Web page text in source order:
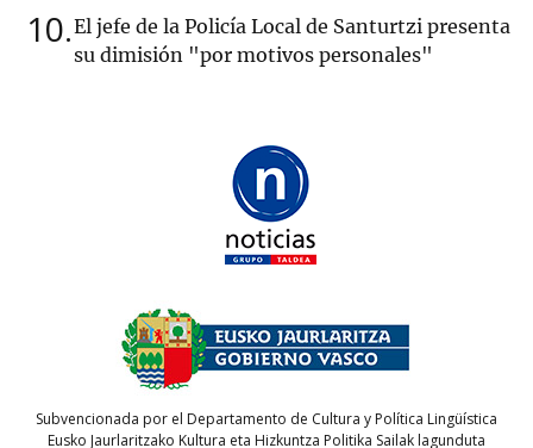
10 El jefe de la Policía Local de Santurtzi presenta
su dimisión "por motivos personales"
Subvencionada por el Departamento de Cultura y Política Lingüística
Eusko Jaurlaritzako Kultura eta Hizkuntza Politika Sailak lagunduta